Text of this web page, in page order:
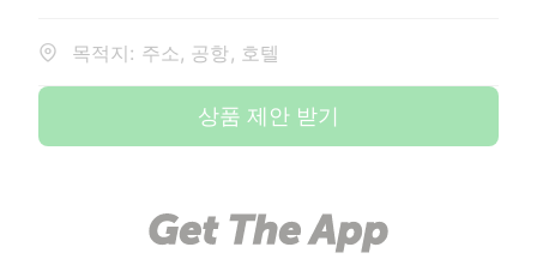
목적지: 주소, 공항, 호텔
상품 제안 받기